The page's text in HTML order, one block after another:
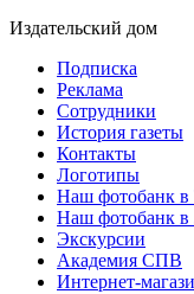
Издательский дом
Подписка
Реклама
Сотрудники
История газеты
Контакты
Логотипы
Наш фотобанк
Наш фотобанк в
Экскурсии
Академия СПВ
Интернет-